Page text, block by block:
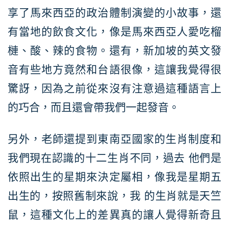
享了馬來西亞的政治體制演變的小故事，還
有當地的飲食文化，像是馬來西亞人愛吃榴
槤、酸、辣的食物。還有，新加坡的英文發
音有些地方竟然和台語很像，這讓我覺得很
驚訝，因為之前從來沒有注意過這種語言上
的巧合，而且還會帶我們一起發音。
另外，老師還提到東南亞國家的生肖制度和
我們現在認識的十二生肖不同，過去 他們是
依照出生的星期來決定屬相，像我是星期五
出生的，按照舊制來說，我 的生肖就是天竺
鼠，這種文化上的差異真的讓人覺得新奇且